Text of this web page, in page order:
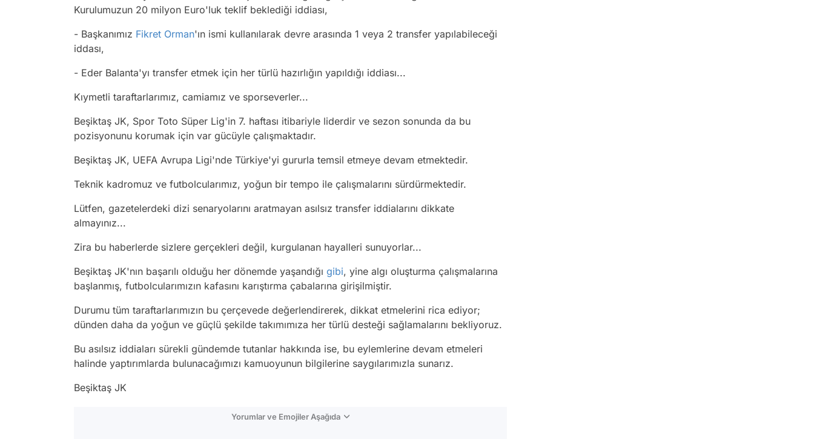
Kurulumuzun 20 milyon Euro'luk teklif beklediği iddiası,
- Başkanımız Fikret Orman'ın ismi kullanılarak devre arasında 1 veya 2 transfer yapılabileceği
iddası,
- Eder Balanta'yı transfer etmek için her türlü hazırlığın yapıldığı iddiası...
Kıymetli taraftarlarımız, camiamız ve sporseverler...
Beşiktaş JK, Spor Toto Süper Lig'in 7. haftası itibariyle liderdir ve sezon sonunda da bu
pozisyonunu korumak için var gücüyle çalışmaktadır.
Beşiktaş JK, UEFA Avrupa Ligi'nde Türkiye'yi gururla temsil etmeye devam etmektedir.
Teknik kadromuz ve futbolcularımız, yoğun bir tempo ile çalışmalarını sürdürmektedir.
Lütfen, gazetelerdeki dizi senaryolarını aratmayan asılsız transfer iddialarını dikkate
almayınız...
Zira bu haberlerde sizlere gerçekleri değil, kurgulanan hayalleri sunuyorlar...
Beşiktaş JK'nın başarılı olduğu her dönemde yaşandığı gibi, yine algı oluşturma çalışmalarına
başlanmış, futbolcularımızın kafasını karıştırma çabalarına girişilmiştir.
Durumu tüm taraftarlarımızın bu çerçevede değerlendirerek, dikkat etmelerini rica ediyor;
dünden daha da yoğun ve güçlü şekilde takımımıza her türlü desteği sağlamalarını bekliyoruz.
Bu asılsız iddiaları sürekli gündemde tutanlar hakkında ise, bu eylemlerine devam etmeleri
halinde yaptırımlarda bulunacağımızı kamuoyunun bilgilerine saygılarımızla sunarız.
Beşiktaş JK
Yorumlar ve Emojiler Aşağıda